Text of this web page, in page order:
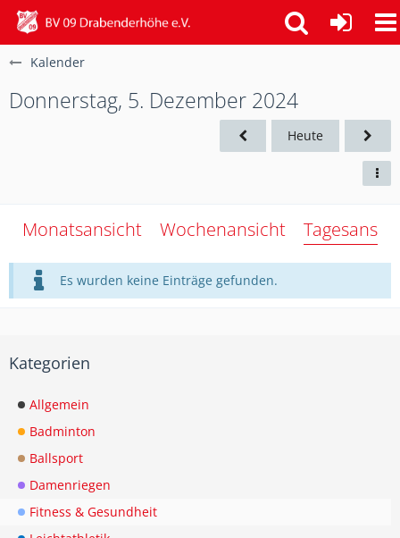
Kalender
Donnerstag, 5. Dezember 2024
Heute
Monatsansicht Wochenansicht
Es wurden keine Einträge gefunden.
Kategorien
Allgemein
Badminton
Ballsport
Damenriegen
Fitness & Gesundheit